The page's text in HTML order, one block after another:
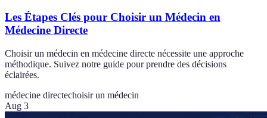
Les Étapes Clés pour Choisir un Médecin en
Médecine Directe
Choisir un médecin en médecine directe nécessite une approche
méthodique. Suivez notre guide pour prendre des décisions
éclairées.
médecine directechoisir un médecin
Aug 3